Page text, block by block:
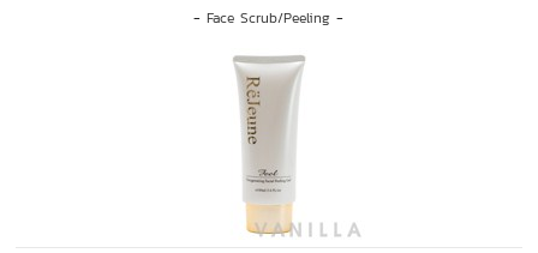
-Face Scrub/Peeling -